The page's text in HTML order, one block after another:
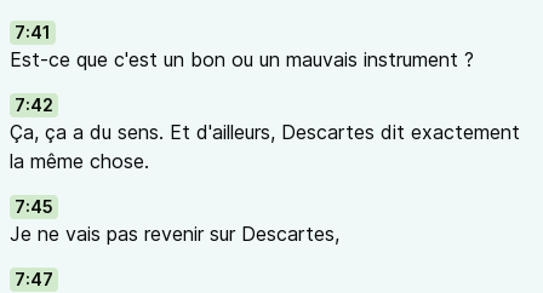
7:41
Est-ce que c'est un bon ou un mauvais instrument ?
7:42
Ça, ça a du sens. Et d'ailleurs, Descartes dit exactement
la même chose.
7:45
Je ne vais pas revenir sur Descartes,
7:47